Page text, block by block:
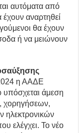
αυτόματα από
αναρτηθεί
θα έχουν
ή να μειώνουν
η ΑΑΔΕ
υπόσχεται άμεση
χορηγήσεων,
ηλεκτρονικών
ελέγχει. Το νέο